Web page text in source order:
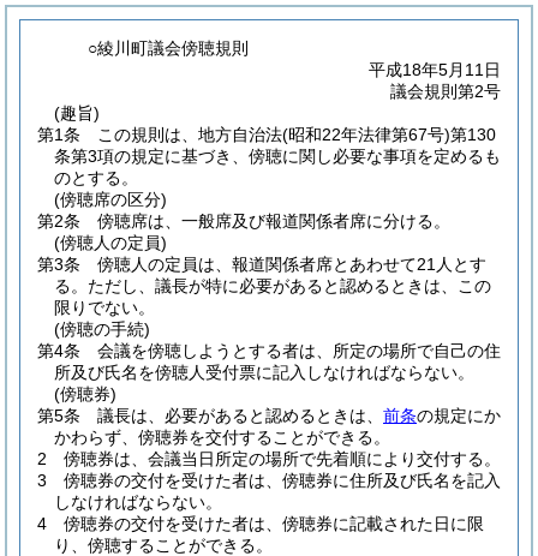
○綾川町議会傍聴規則
平成18年5月11日
議会規則第2号
(趣旨)
第1条
この規則は、地方自治法(昭和22年法律第67号)第130
条第3項の規定に基づき、傍聴に関し必要な事項を定めるも
のとする。
(傍聴席の区分)
第2条
傍聴席は、一般席及び報道関係者席に分ける。
(傍聴人の定員)
第3条
傍聴人の定員は、報道関係者席とあわせて21人とす
る。 ただし、議長が特に必要があると認めるときは、この
限りでない。
(傍聴の手続)
第4条
会議を傍聴しようとする者は、所定の場所で自己の住
所及び氏名を傍聴人受付票に記入しなければならない。
(傍聴券)
第5条
議長は、必要があると認めるときは、 前条の規定にか
かわらず、傍聴券を交付することができる。
2
傍聴券は、会議当日所定の場所で先着順により交付する。
3
傍聴券の交付を受けた者は、傍聴券に住所及び氏名を記入
しなければならない。
4
傍聴券の交付を受けた者は、傍聴券に記載された日に限
り、傍聴することができる。